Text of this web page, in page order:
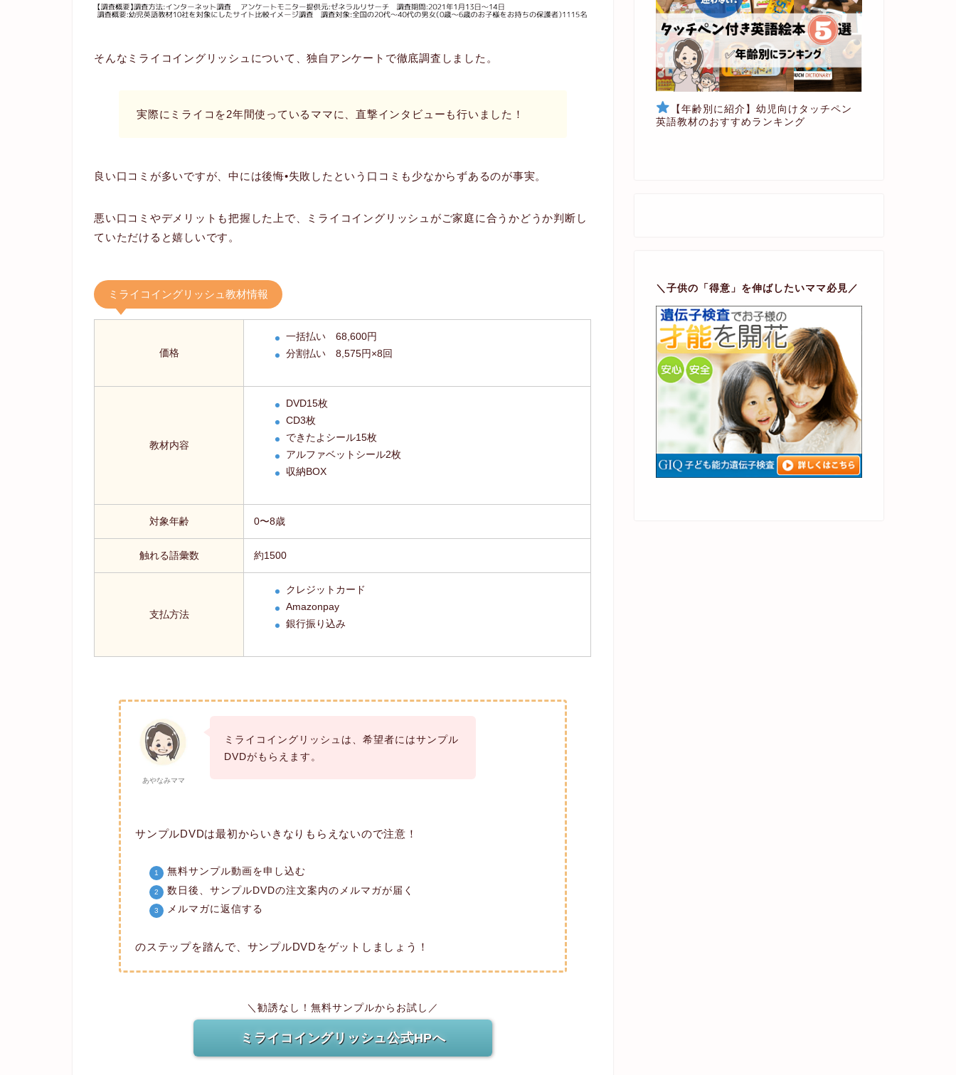
そんなミライコイングリッシュについて、独自アンケートで徹底調査しました。
実際にミライコを2年間使っているママに、直撃インタビューも行いました！
良い口コミが多いですが、中には後悔•失敗したという口コミも少なからずあるのが事実。
悪い口コミやデメリットも把握した上で、ミライコイングリッシュがご家庭に合うかどうか判断し
ていただけると嬉しいです。
ミライコイングリッシュ教材情報
価格
一括払い 68,600円
分割払い 8,575円×8回
教材内容
DVD15枚
CD3枚
できたよシール15枚
アルファベットシール2枚
収納BOX
対象年齢 0〜8歳
触れる語彙数 約1500
支払方法
クレジットカード
Amazonpay
銀行振り込み
あやなみママ
ミライコイングリッシュは、希望者にはサンプル
DVDがもらえます。
サンプルDVDは最初からいきなりもらえないので注意！
無料サンプル動画を申し込む
数日後、サンプルDVDの注文案内のメルマガが届く
メルマガに返信する
のステップを踏んで、サンプルDVDをゲットしましょう！
＼勧誘なし！無料サンプルからお試し／
ミライコイングリッシュ公式HPへ
【年齢別に紹介】幼児向けタッチペン
英語教材のおすすめランキング
＼子供の「得意」を伸ばしたいママ必見／